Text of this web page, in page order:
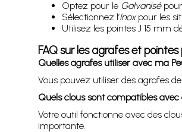
Optez pour le Galvanisépour
Sélectionnez l’Inoxpour les
Utilisez les pointes J 15 mm
FAQ sur les agrafes et
Quelles agrafes utiliser avec ma
Vous pouvez utiliser des agrafes
Quels clous sont compatibles
Votre outil fonctionne avec des
importante.